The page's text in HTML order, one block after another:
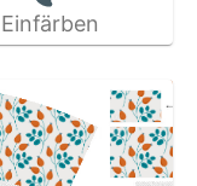
Einfärben